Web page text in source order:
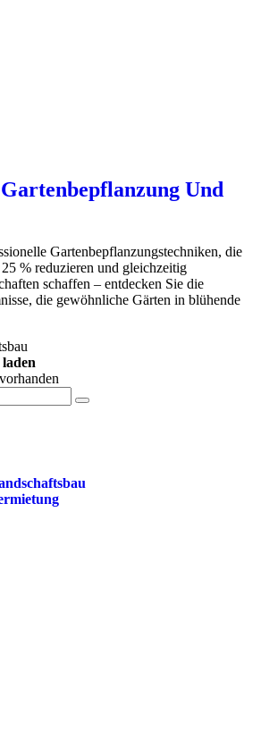
Und
Gartenbepflanzungstechniken, die
% reduzieren und gleichzeitig
schaffen – entdecken Sie die
die gewöhnliche Gärten in blühende